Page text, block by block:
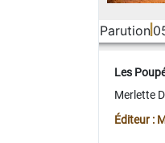
Parution
Les
Merlette
Éditeur :